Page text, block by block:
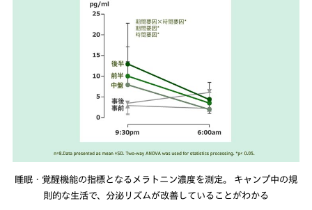
睡眠・覚醒機能の指標となるメラトニン濃度を測定。 キャンプ中の規
則的な生活で、分泌リズムが改善していることがわかる